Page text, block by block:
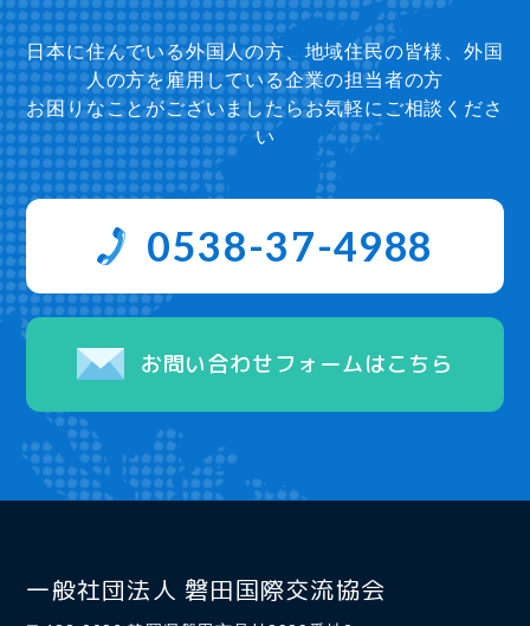
日本に住んでいる外国人の方、地域住民の皆様、外国
人の方を雇用している企業の担当者の方
お困りなことがございましたらお気軽にご相談くださ
い
0538-37-4988
お問い合わせフォームはこちら
一般社団法人 磐田国際交流協会